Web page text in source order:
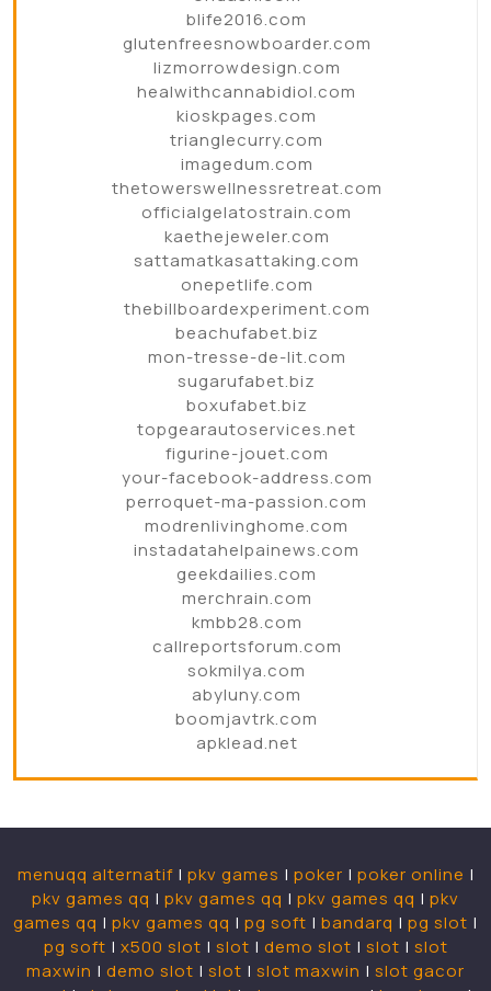
blife2016.com
glutenfreesnowboarder.com
lizmorrowdesign.com
healwithcannabidiol.com
kioskpages.com
trianglecurry.com
imagedum.com
thetowerswellnessretreat.com
officialgelatostrain.com
kaethejeweler.com
sattamatkasattaking.com
onepetlife.com
thebillboardexperiment.com
beachufabet.biz
mon-tresse-de-lit.com
sugarufabet.biz
boxufabet.biz
topgearautoservices.net
figurine-jouet.com
your-facebook-address.com
perroquet-ma-passion.com
modrenlivinghome.com
instadatahelpainews.com
geekdailies.com
merchrain.com
kmbb28.com
callreportsforum.com
sokmilya.com
abyluny.com
boomjavtrk.com
apklead.net
menuqq alternatif| pkv games | poker | poker online |
pkv games qq | pkv games qq | pkv games qq | pkv
games qq | pkv games qq | pg soft | bandarq | pg slot |
pg soft | x500 slot | slot | demo slot | slot | slot
maxwin | demo slot | slot | slot maxwin | slot gacor